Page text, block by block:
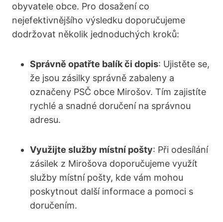
obyvatele obce. Pro dosažení co
nejefektivnějšího výsledku doporučujeme
dodržovat několik jednoduchých kroků:
Správně opatřte balík či dopis: Ujistěte se,
že jsou zásilky správně zabaleny a
označeny PSČ obce Mirošov. Tím zajistíte
rychlé a snadné doručení na správnou
adresu.
Využijte služby místní pošty: Při odesílání
zásilek z Mirošova doporučujeme využít
služby místní pošty, kde vám mohou
poskytnout další informace a pomoci s
doručením.